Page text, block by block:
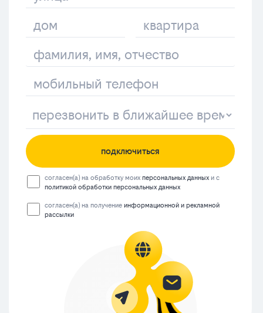
подключиться
согласен(а) на обработку моихперсональных данных и с
политикой обработки персональных данных
согласен(а) на получениеинформационной и рекламной
рассылки